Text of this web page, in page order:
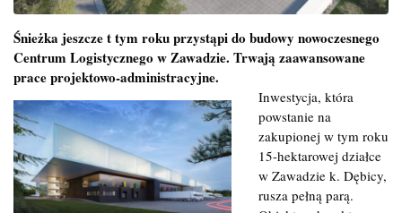
Śnieżka jeszcze t tym roku przystąpi do budowy nowoczesnego
Centrum Logistycznego w Zawadzie. Trwają zaawansowane
prace projektowo-administracyjne.
Inwestycja, która
powstanie na
zakupionej w tym roku
15-hektarowej działce
w Zawadzie k. Dębicy,
rusza pełną parą.